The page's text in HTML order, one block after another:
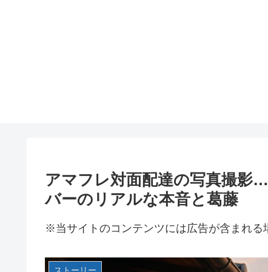
アマフレ対面配達の写真撮影
バーのリアルな本音と葛藤
※当サイトのコンテンツには広告が含まれる
ストーリー